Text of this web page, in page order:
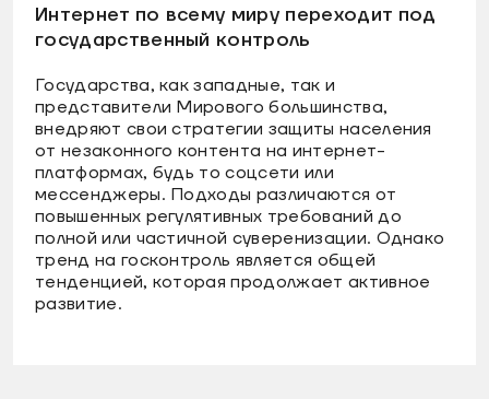
Интернет по всему миру переходит под
государственный контроль
Государства, как западные, так и
представители Мирового большинства,
внедряют свои стратегии защиты населения
от незаконного контента на интернет-
платформах, будь то соцсети или
мессенджеры. Подходы различаются от
повышенных регулятивных требований до
полной или частичной суверенизации. Однако
тренд на госконтроль является общей
тенденцией, которая продолжает активное
развитие.